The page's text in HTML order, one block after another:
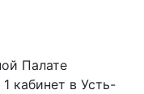
Палате
кабинет в Усть-